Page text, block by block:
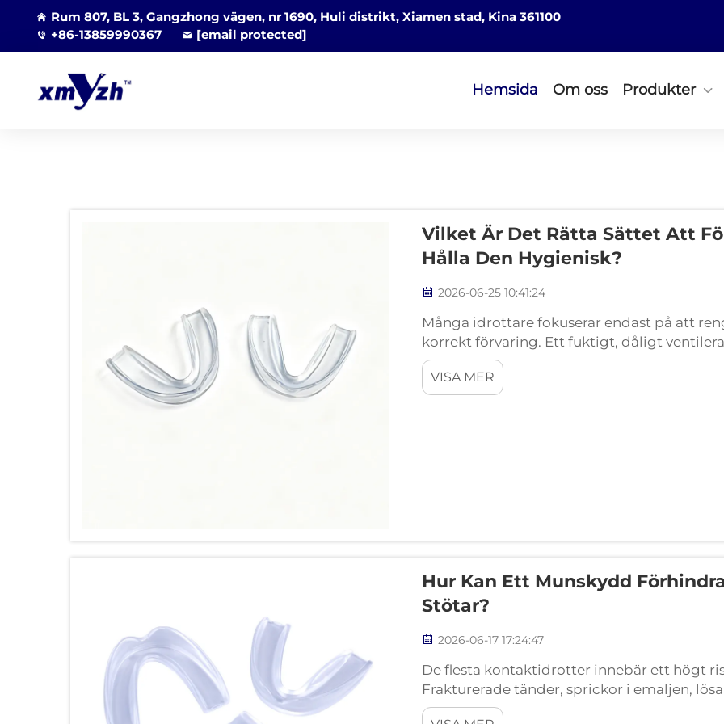
Rum 807, BL 3, Gangzhong vägen, nr 1690, Huli distrikt, Xiamen stad, Kina 361100
+86-13859990367
[email protected]
Hemsida Om oss Produkter
Vilket Är Det Rätta Sättet Att
Hålla Den Hygienisk?
2026-06-25 10:41:24
Många idrottare fokuserar endast på att
korrekt förvaring. Ett fuktigt, dåligt
till en bakteriell uppodlingsplats. Klibbig
svullnad i tandköttet och upprepad …
VISA MER
Hur Kan Ett Munskydd
Stötar?
2026-06-17 17:24:47
De flesta kontaktidrotter innebär ett högt
Frakturerade tänder, sprickor i emaljen,
stort smärta och dyrt långsiktigt tandvård.